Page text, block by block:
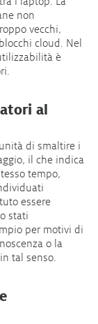
non
vecchi,
cloud. Nel
è
al
di smaltire i
il che indica
tempo,
essere
stati
per motivi di
o la
tal senso.